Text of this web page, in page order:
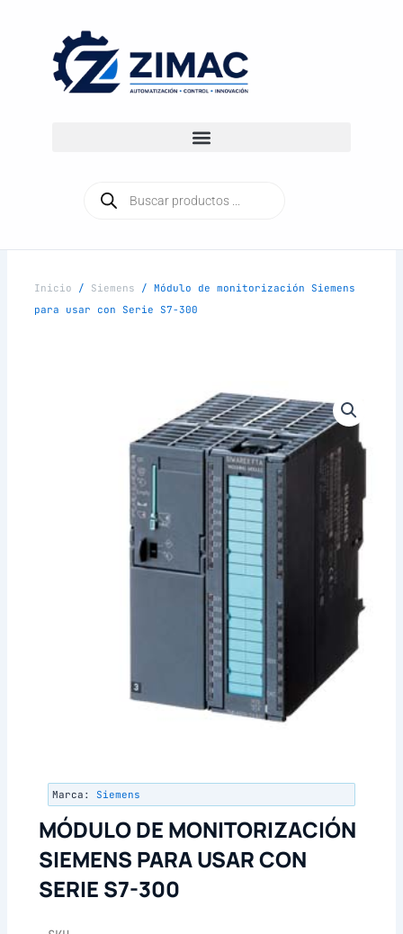
contenido
productos
Inicio / Siemens / Módulo de monitorización Siemens
para usar con Serie S7-300
Marca: Siemens
MÓDULO DE MONITORIZACIÓN
SIEMENS PARA USAR CON
SERIE S7-300